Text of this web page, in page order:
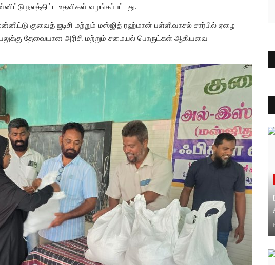
நலத்திட்ட உதவிகள் வழங்கப்பட்டது.
குவைத் ஐடிசி மற்றும் மஸ்ஜித் ரஹ்மான் பள்ளிவாசல் சார்பில் ஏழை
தேவையான அரிசி மற்றும் சமையல் பொருட்கள் ஆகியவை